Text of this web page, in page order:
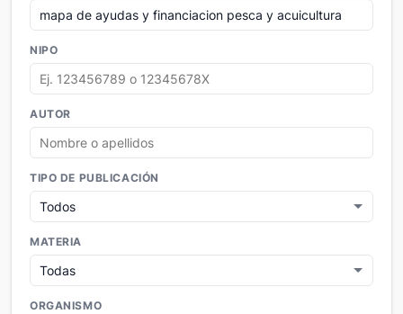
NIPO
AUTOR
TIPO DE PUBLICACIÓN
MATERIA
ORGANISMO